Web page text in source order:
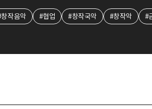
작음악 #협업 #창작국악 #창작악 #